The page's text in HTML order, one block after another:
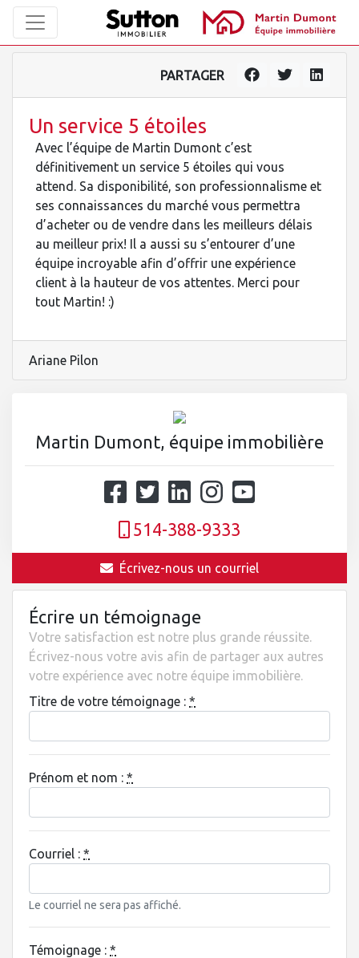
PARTAGER
Un service 5 étoiles
Avec l’équipe de Martin Dumont c’est
définitivement un service 5 étoiles qui vous
attend. Sa disponibilité, son professionnalisme et
ses connaissances du marché vous permettra
d’acheter ou de vendre dans les meilleurs délais
au meilleur prix! Il a aussi su s’entourer d’une
équipe incroyable afin d’offrir une expérience
client à la hauteur de vos attentes. Merci pour
tout Martin! :)
Ariane Pilon
Martin Dumont, équipe immobilière
514-388-9333
Écrivez-nous un courriel
Écrire un témoignage
Votre satisfaction est notre plus grande réussite.
Écrivez-nous votre avis afin de partager aux autres
votre expérience avec notre équipe immobilière.
Titre de votre témoignage : *
Prénom et nom : *
Courriel : *
Le courriel ne sera pas affiché.
Témoignage : *